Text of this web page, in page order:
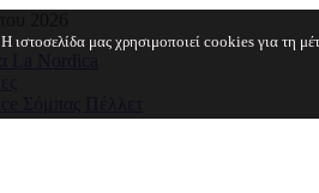
Η ιστοσελίδα μας χρησιμοποιεί cookies για τη